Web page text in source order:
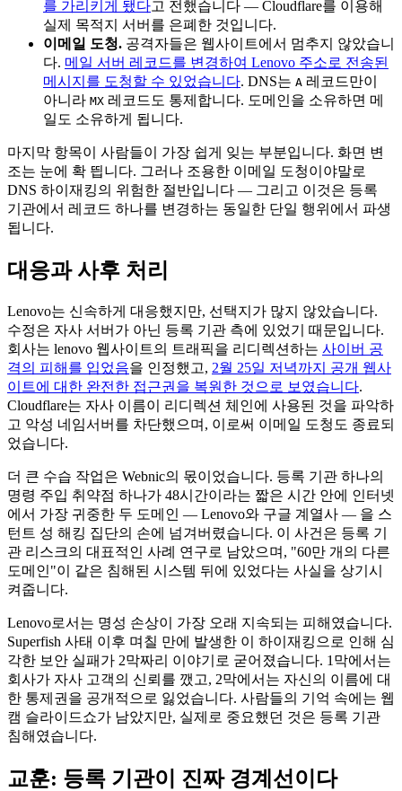
를 가리키게 됐다고 전했습니다 — Cloudflare를 이용해
실제 목적지 서버를 은폐한 것입니다.
이메일 도청. 공격자들은 웹사이트에서 멈추지 않았습니
다. 메일 서버 레코드를 변경하여 Lenovo 주소로 전송된
메시지를 도청할 수 있었습니다. DNS는 A 레코드만이
아니라 MX 레코드도 통제합니다. 도메인을 소유하면 메
일도 소유하게 됩니다.
마지막 항목이 사람들이 가장 쉽게 잊는 부분입니다. 화면 변
조는 눈에 확 띕니다. 그러나 조용한 이메일 도청이야말로
DNS 하이재킹의 위험한 절반입니다 — 그리고 이것은 등록
기관에서 레코드 하나를 변경하는 동일한 단일 행위에서 파생
됩니다.
대응과 사후 처리
Lenovo는 신속하게 대응했지만, 선택지가 많지 않았습니다.
수정은 자사 서버가 아닌 등록 기관 측에 있었기 때문입니다.
회사는 lenovo 웹사이트의 트래픽을 리디렉션하는 사이버 공
격의 피해를 입었음을 인정했고, 2월 25일 저녁까지 공개 웹사
이트에 대한 완전한 접근권을 복원한 것으로 보였습니다.
Cloudflare는 자사 이름이 리디렉션 체인에 사용된 것을 파악하
고 악성 네임서버를 차단했으며, 이로써 이메일 도청도 종료되
었습니다.
더 큰 수습 작업은 Webnic의 몫이었습니다. 등록 기관 하나의
명령 주입 취약점 하나가 48시간이라는 짧은 시간 안에 인터넷
에서 가장 귀중한 두 도메인 — Lenovo와 구글 계열사 — 을 스
턴트 성 해킹 집단의 손에 넘겨버렸습니다. 이 사건은 등록 기
관 리스크의 대표적인 사례 연구로 남았으며, "60만 개의 다른
도메인"이 같은 침해된 시스템 뒤에 있었다는 사실을 상기시
켜줍니다.
Lenovo로서는 명성 손상이 가장 오래 지속되는 피해였습니다.
Superfish 사태 이후 며칠 만에 발생한 이 하이재킹으로 인해 심
각한 보안 실패가 2막짜리 이야기로 굳어졌습니다. 1막에서는
회사가 자사 고객의 신뢰를 깼고, 2막에서는 자신의 이름에 대
한 통제권을 공개적으로 잃었습니다. 사람들의 기억 속에는 웹
캠 슬라이드쇼가 남았지만, 실제로 중요했던 것은 등록 기관
침해였습니다.
교훈: 등록 기관이 진짜 경계선이다